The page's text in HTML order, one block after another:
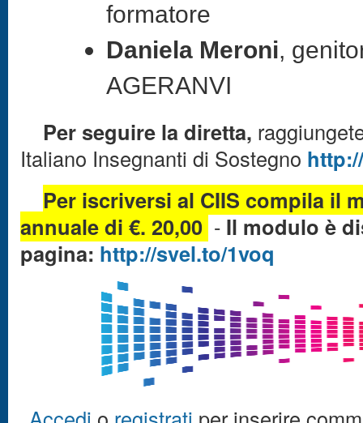
formatore
Daniela Meroni,
AGERANVI
Per seguire la diretta,
Italiano Insegnanti di Sostegno
Per iscriversi al CIIS compila il
annuale di €. 20,00 - Il modulo è
pagina: http://svel.to/1voq